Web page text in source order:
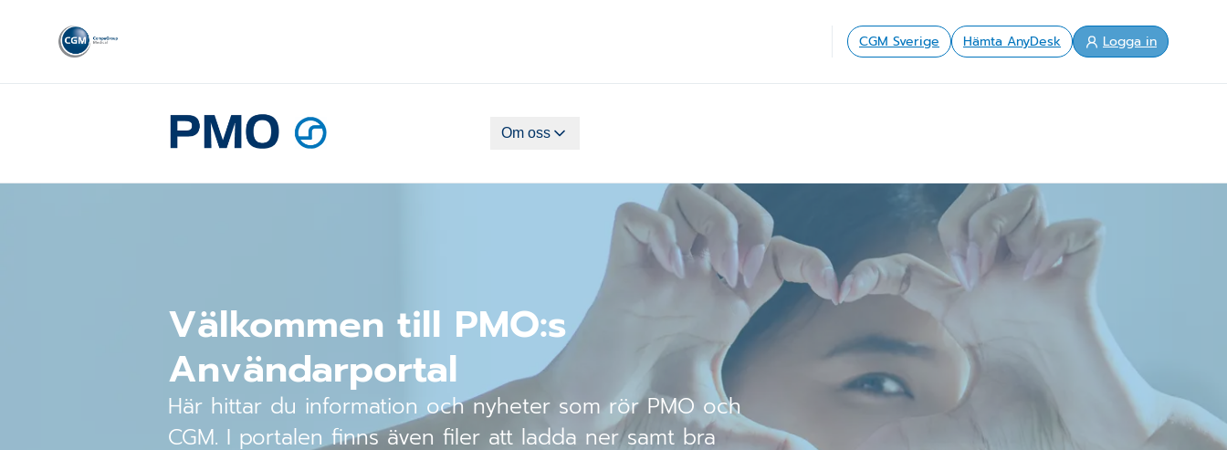
CGM Sverige Hämta AnyDesk Logga in
Om oss
Välkommen till PMO:s
Användarportal
Här hittar du information och nyheter som rör PMO och
CGM. I portalen finns även filer att ladda ner samt bra